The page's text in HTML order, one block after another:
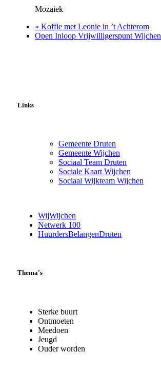
Mozaiek
« Koffie met Leonie in ’t Achterom
Open Inloop Vrijwilligerspunt Wijchen
Links
Gemeente Druten
Gemeente Wijchen
Sociaal Team Druten
Sociale Kaart Wijchen
Sociaal Wijkteam Wijchen
WijWijchen
Netwerk 100
HuurdersBelangenDruten
Thema's
Sterke buurt
Ontmoeten
Meedoen
Jeugd
Ouder worden